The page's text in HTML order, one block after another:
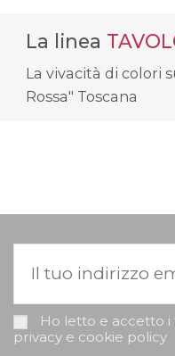
La linea
La vivacità di colori
Rossa" Toscana
Ho letto e accetto i
privacy e cookie policy